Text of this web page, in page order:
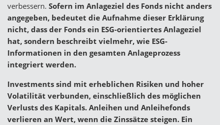
verbessern. Sofern im Anlageziel des Fonds nicht anders
angegeben, bedeutet die Aufnahme dieser Erklärung
nicht, dass der Fonds ein ESG-orientiertes Anlageziel
hat, sondern beschreibt vielmehr, wie ESG-
Informationen in den gesamten Anlageprozess
integriert werden.
Investments sind mit erheblichen Risiken und hoher
Volatilität verbunden, einschließlich des möglichen
Verlusts des Kapitals. Anleihen und Anleihefonds
verlieren an Wert, wenn die Zinssätze steigen. Ein